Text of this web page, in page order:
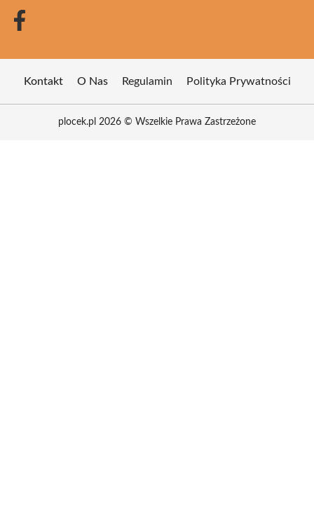
Kontakt O Nas Regulamin Polityka Prywatności
plocek.pl 2026 © Wszelkie Prawa Zastrzeżone